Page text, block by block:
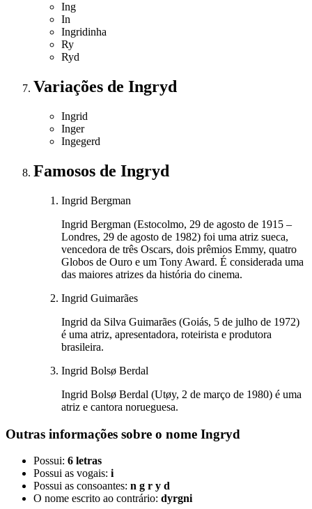
Ing
In
Ingridinha
Ry
Ryd
Variações de Ingryd
Ingrid
Inger
Ingegerd
Famosos de Ingryd
Ingrid Bergman
Ingrid Bergman (Estocolmo, 29 de agosto de 1915 –
Londres, 29 de agosto de 1982) foi uma atriz sueca,
vencedora de três Oscars, dois prêmios Emmy, quatro
Globos de Ouro e um Tony Award. É considerada uma
das maiores atrizes da história do cinema.
Ingrid Guimarães
Ingrid da Silva Guimarães (Goiás, 5 de julho de 1972)
é uma atriz, apresentadora, roteirista e produtora
brasileira.
Ingrid Bolsø Berdal
Ingrid Bolsø Berdal (Utøy, 2 de março de 1980) é uma
atriz e cantora norueguesa.
Outras informações sobre o nome Ingryd
Possui: 6 letras
Possui as vogais: i
Possui as consoantes: n g r y d
O nome escrito ao contrário: dyrgni